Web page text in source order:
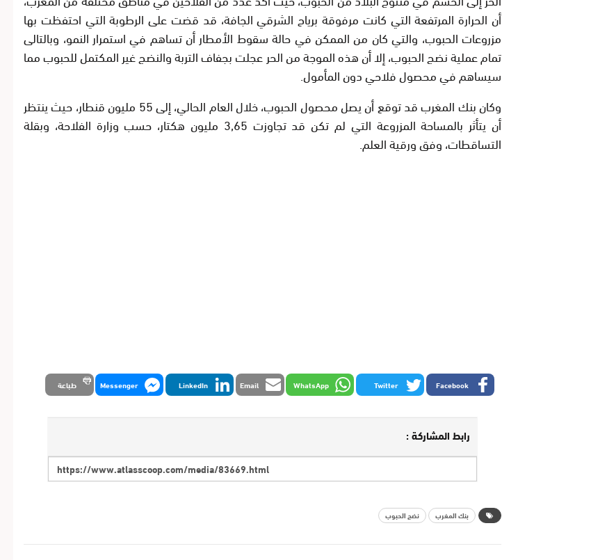
أن الحرارة المرتفعة التي كانت مرفوقة برياح الشرقي الجافة، قد قضت على الرطوبة التي احتفظت بها
مزروعات الحبوب، والتي كان من الممكن في حالة سقوط الأمطار أن تساهم في استمرار النمو، وبالتالى
تمام عملية نضج الحبوب، إلا أن هذه الموجة من الحر عجلت بجفاف التربة والنضج غير المكتمل للحبوب مما
سيساهم في محصول فلاحي دون المأمول.
وكان بنك المغرب قد توقع أن يصل محصول الحبوب، خلال العام الحالي، إلى 55 مليون قنطار، حيث ينتظر
أن يتأثر بالمساحة المزروعة التي لم تكن قد تجاوزت 3,65 ملیون هکتار، حسب وزارة الفلاحة، وبقلة
التساقطات، وفق ورقية العلم.
Facebook
Twitter
WhatsApp
Email
LinkedIn
Messenger طباعة
رابط المشاركة :
بنك المغرب نضج الحبوب